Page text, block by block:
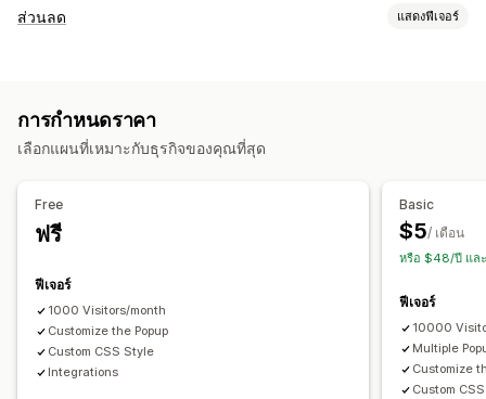
ส่วนลด แสดงฟีเจอร์
การจัดส่งฟรี อัตราค่าจัดส่ง
เช็คเอาท์ส่วนลด การสมัครใช้งาน ข้อเสนอมีระยะเวลาจำกัด
การจัดการส่วนลด
ทริกเกอร์และกฎ
รายชื่อการจัดเก็บสำหรับอีเมล
ตำแหน่งทางภูมิศาสตร์
การกำหนดราคา
เลือกแผนที่เหมาะกับธุรกิจของคุณที่สุด
Free
ฟรี
ฟีเจอร์
1000 Visitors/month
Customize the Popup
Custom CSS Style
Integrations
Basic
$5/ เดือน
หรือ $48/ปี แล
ฟีเจอร์
10000
Multiple
Customize
Custom